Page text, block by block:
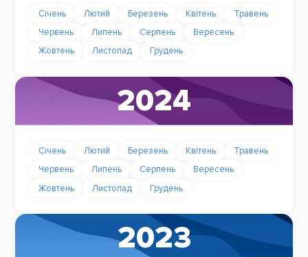
Січень Лютий Березень Квітень
Травень
Червень
Липень Серпень
Вересень
Жовтень
Листопад Грудень
2024
Січень Лютий Березень Квітень
Травень
Червень
Липень Серпень
Вересень
Жовтень
Листопад Грудень
2023